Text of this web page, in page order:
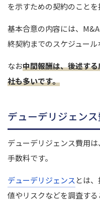
を示すための契約のことを
基本合意の内容には、
終契約までのスケジュール
なお中間報酬は、後述す
社も多いです。
デューデリジェン
デューデリジェンス費用は、
手数料です。
デューデリジェンス とは
値やリスクなどを調査する